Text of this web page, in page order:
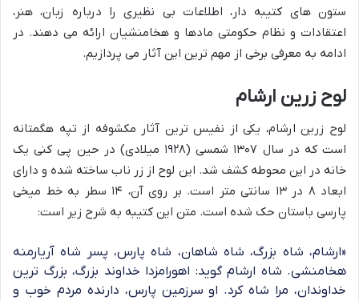
ستون های کتیبه دار، اطلاعات بی نظیری را درباره زبان، هنر،
اعتقادات و نظام حکومتی مادها و هخامنشیان ارائه می دهند. در
ادامه به معرفی برخی از مهم ترین این آثار می پردازیم.
لوح زرین ارشام
لوح زرین ارشام، یکی از نفیس ترین آثار مکشوفه از تپه هگمتانه
است که در سال ۱۳۰۷ شمسی (۱۹۲۸ میلادی) در حین پی کنی یک
خانه در این محوطه کشف شد. این لوح از زر ناب ساخته شده و دارای
ابعاد ۸ در ۱۳ سانتی متر است. بر روی آن، ۱۴ سطر به خط میخی
پارسی باستان حک شده است. متن این کتیبه به شرح زیر است:
«ارشام، شاه بزرگ، شاه شاهان، شاه پارس، پسر شاه آریارمنه
هخامنشی. شاه ارشام گوید: اهورامزدا خداوند بزرگ، بزرگ ترین
خداوندان، مرا شاه کرد. او سرزمین پارس، دارنده مردم خوب و